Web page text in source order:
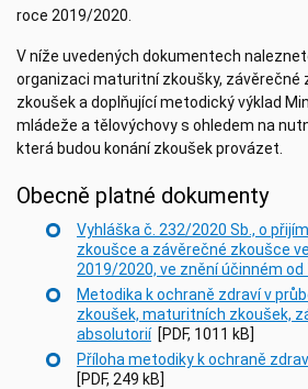
roce 2019/2020.
V níže uvedených dokumentech
organizaci maturitní zkoušky, závěrečné
zkoušek a doplňující metodický výklad
mládeže a tělovýchovy s ohledem na
která budou konání zkoušek provázet.
Obecně platné dokumenty
Vyhláška č. 232/2020 Sb., o
zkoušce a závěrečné zkoušce
2019/2020, ve znění účinném od
Metodika k ochraně zdraví v
zkoušek, maturitních zkoušek,
absolutorií[PDF, 1011 kB]
Příloha metodiky k ochraně
[PDF, 249 kB]